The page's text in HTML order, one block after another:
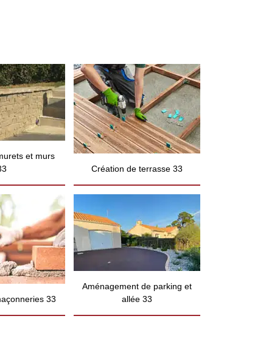
et murs
Création de terrasse 33
33
Aménagement de parking et
allée 33